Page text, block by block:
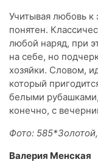
Учитывая любовь к
понятен.
любой наряд, при
на себе, но
хозяйки. Словом,
который
белыми
конечно, с
Фото:
Валерия Менская